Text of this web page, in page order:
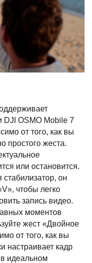
DJI OSMO Mobile 7
от того, как вы
простого жеста.
или остановится.
стабилизатор, он
чтобы легко
запись видео.
моментов
жест «Двойное
от того, как вы
настраивает кадр
идеальном